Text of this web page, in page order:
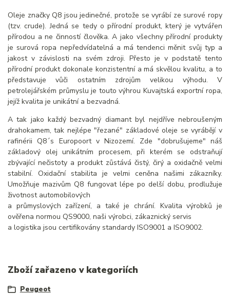
Oleje značky Q8 jsou jedinečné, protože se vyrábí ze surové ropy
(tzv. crude). Jedná se tedy o přírodní produkt, který je vytvářen
přírodou a ne činností člověka. A jako všechny přírodní produkty
je surová ropa nepředvídatelná a má tendenci měnit svůj typ a
jakost v závislosti na svém zdroji. Přesto je v podstatě tento
přírodní produkt dokonale konzistentní a má skvělou kvalitu, a to
představuje vůči ostatním zdrojům velikou výhodu. V
petrolejářském průmyslu je touto výhrou Kuvajtská exportní ropa,
jejíž kvalita je unikátní a bezvadná.
A tak jako každý bezvadný diamant byl nejdříve nebroušeným
drahokamem, tak nejlépe "řezané" základové oleje se vyrábějí v
rafinérii Q8´s Europoort v Nizozemí. Zde "dobrušujeme" náš
základový olej unikátním procesem, při kterém se odstraňují
zbývající nečistoty a produkt zůstává čistý, čirý a oxidačně velmi
stabilní. Oxidační stabilita je velmi ceněna našimi zákazníky.
Umožňuje mazivům Q8 fungovat lépe po delší dobu, prodlužuje
životnost automobilových
a průmyslových zařízení, a také je chrání. Kvalita výrobků je
ověřena normou QS9000, naši výrobci, zákaznický servis
a logistika jsou certifikovány standardy ISO9001 a ISO9002.
Zboží zařazeno v kategoriích
Peugeot